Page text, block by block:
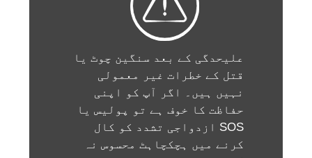
علیحدگی کے بعد سنگین چوٹ یا
قتل کے خطرات غیر معمولی
نہیں ہیں۔ اگر آپ کو اپنی
حفاظت کا خوف ہے تو پولیس یا
SOS ازدواجی تشدد کو کال
کرنے میں ہچکچاہٹ محسوس نہ